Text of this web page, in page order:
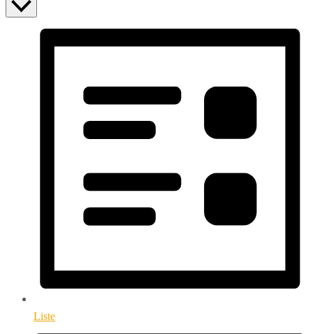
Liste